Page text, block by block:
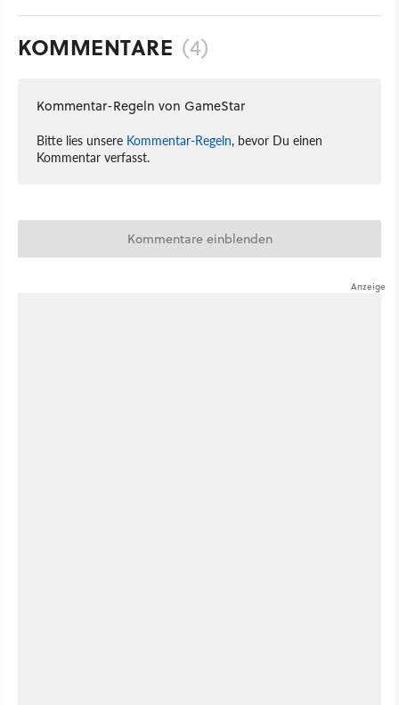
KOMMENTARE (4)
Kommentar-Regeln von GameStar
Bitte lies unsere Kommentar-Regeln, bevor Du einen
Kommentar verfasst.
Kommentare einblenden